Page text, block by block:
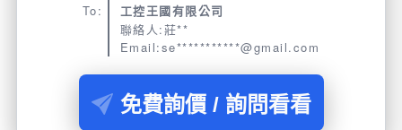
To:
工控王國有限公司
聯絡人:莊**
Email:se***********@gmail.com
免費詢價 / 詢問看看